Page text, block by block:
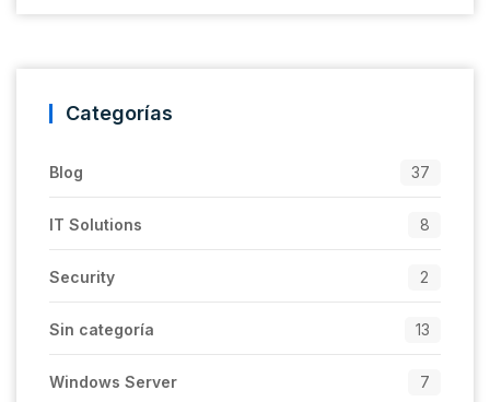
Categorías
Blog 37
IT Solutions 8
Security 2
Sin categoría 13
Windows Server 7